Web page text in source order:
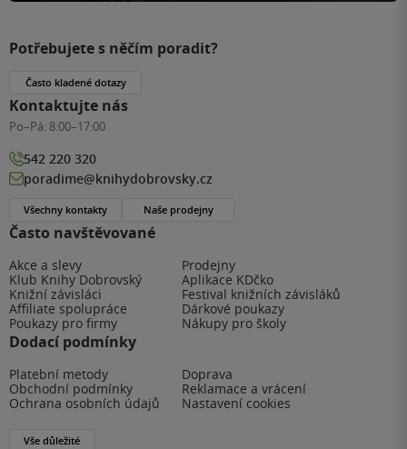
Často navštěvované
Akce a slevy
Prodejny
Klub Knihy Dobrovský
Aplikace KDčko
Knižní závisláci
Festival knižních závisláků
Affiliate spolupráce
Dárkové poukazy
Poukazy pro firmy
Nákupy pro školy
Dodací podmínky
Platební metody
Doprava
Obchodní podmínky
Reklamace a vrácení
Ochrana osobních údajů
Nastavení cookies
Vše důležité
Potřebujete s něčím poradit?
Často kladené dotazy
Kontaktujte nás
Po–Pá: 8:00–17:00
542 220 320
poradime@knihydobrovsky.cz
Všechny kontakty Naše prodejny